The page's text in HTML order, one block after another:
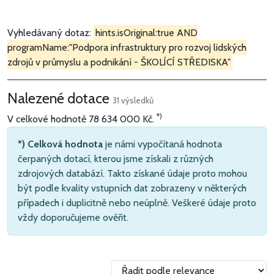
Vyhledávaný dotaz: hints.isOriginal:true AND
programName:"Podpora infrastruktury pro rozvoj lidských
zdrojů v průmyslu a podnikání - ŠKOLÍCÍ STŘEDISKA"
Nalezené dotace 31 výsledků
V celkové hodnotě 78 634 000 Kč. *)
*) Celková hodnota je námi vypočítaná hodnota
čerpaných dotací, kterou jsme získali z různých
zdrojových databází. Takto získané údaje proto mohou
být podle kvality vstupních dat zobrazeny v některých
případech i duplicitně nebo neúplně. Veškeré údaje proto
vždy doporučujeme ověřit.